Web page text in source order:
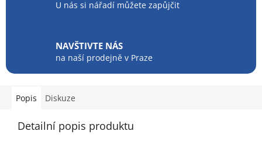
U nás si nářadí můžete zapůjčit
NAVŠTIVTE NÁS
na naší prodejně v Praze
Popis Diskuze
Detailní popis produktu